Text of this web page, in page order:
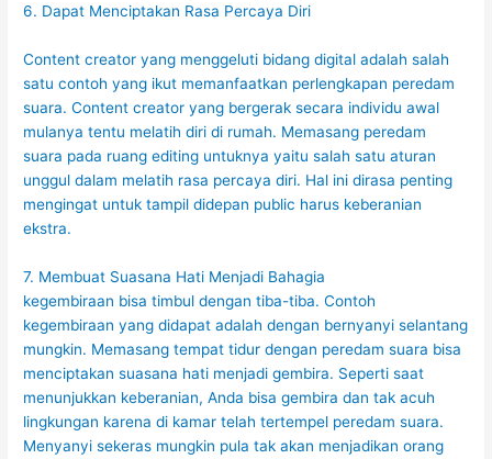
6. Dapat Menciptakan Rasa Percaya Diri
Content creator yang menggeluti bidang digital adalah salah
satu contoh yang ikut memanfaatkan perlengkapan peredam
suara. Content creator yang bergerak secara individu awal
mulanya tentu melatih diri di rumah. Memasang peredam
suara pada ruang editing untuknya yaitu salah satu aturan
unggul dalam melatih rasa percaya diri. Hal ini dirasa penting
mengingat untuk tampil didepan public harus keberanian
ekstra.
7. Membuat Suasana Hati Menjadi Bahagia
kegembiraan bisa timbul dengan tiba-tiba. Contoh
kegembiraan yang didapat adalah dengan bernyanyi selantang
mungkin. Memasang tempat tidur dengan peredam suara bisa
menciptakan suasana hati menjadi gembira. Seperti saat
menunjukkan keberanian, Anda bisa gembira dan tak acuh
lingkungan karena di kamar telah tertempel peredam suara.
Menyanyi sekeras mungkin pula tak akan menjadikan orang